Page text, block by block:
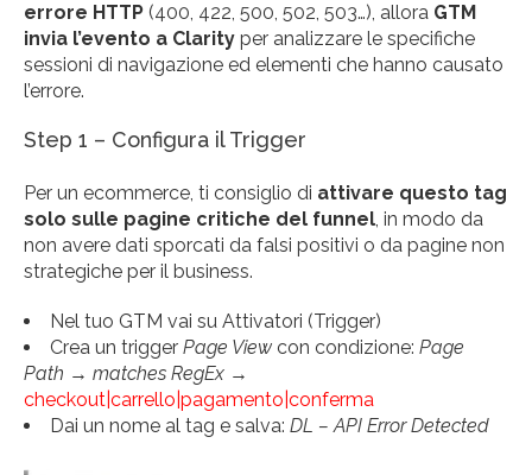
errore HTTP (400, 422, 500, 502, 503…), allora GTM
invia l’evento a Clarity per analizzare le specifiche
sessioni di navigazione ed elementi che hanno causato
l’errore.
Step 1 – Configura il Trigger
Per un ecommerce, ti consiglio di attivare questo tag
solo sulle pagine critiche del funnel, in modo da
non avere dati sporcati da falsi positivi o da pagine non
strategiche per il business.
Nel tuo GTM vai su Attivatori (Trigger)
Crea un trigger Page View con condizione: Page
Path → matches RegEx →
checkout|carrello|pagamento|conferma
Dai un nome al tag e salva: DL – API Error Detected